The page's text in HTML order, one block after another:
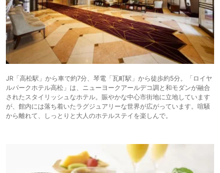
JR「高松駅」から車で約7分、琴電「瓦町駅」から徒歩約5分。「ロイヤ
ルパークホテル高松」は、ニューヨークアールデコ調と和モダンが融合
されたスタイリッシュなホテル。賑やかな中心市街地に立地しています
が、館内には落ち着いたラグジュアリーな世界が広がっています。喧騒
から離れて、しっとりと大人のホテルステイを楽しんで。